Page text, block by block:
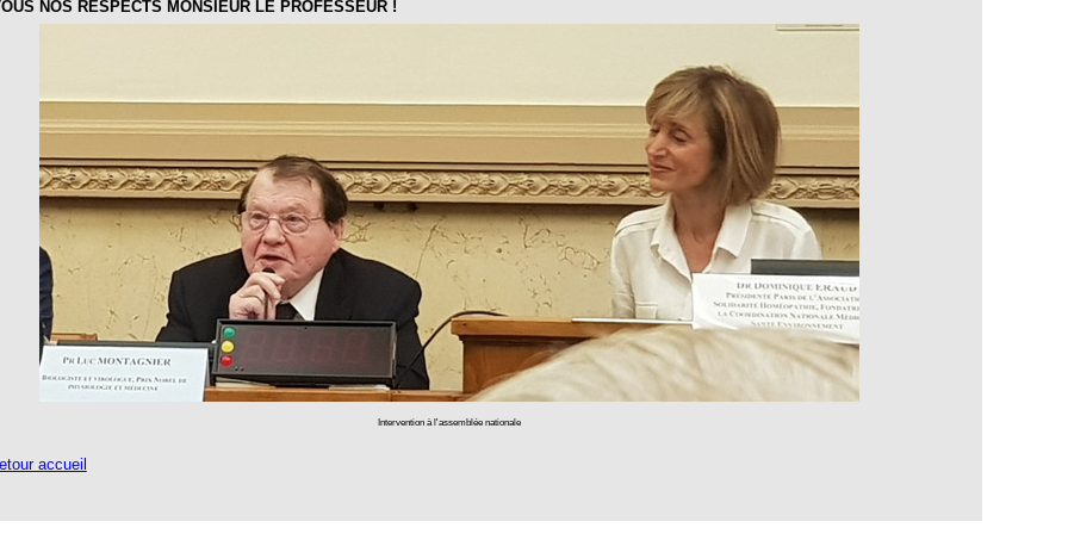
NOS RESPECTS MONSIEUR LE PROFESSEUR !
Intervention à l'assemblée nationale
accueil